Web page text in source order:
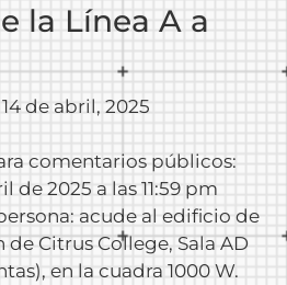
la Línea A a
de abril, 2025
comentarios públicos:
de 2025 a las 11:59 pm
acude al edificio de
Citrus College, Sala AD
en la cuadra 1000 W.